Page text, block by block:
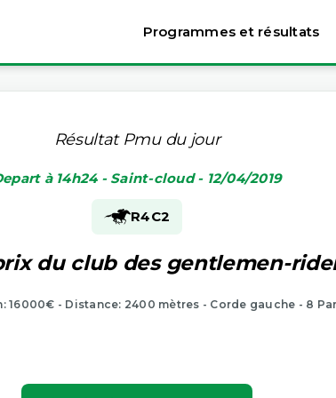
Programmes et résultats
Résultat Pmu du jour
à 14h24 - Saint-cloud - 12/04/2019
R4C2
du club des gentlemen-
16000€ - Distance: 2400 mètres - Corde gauche - 8